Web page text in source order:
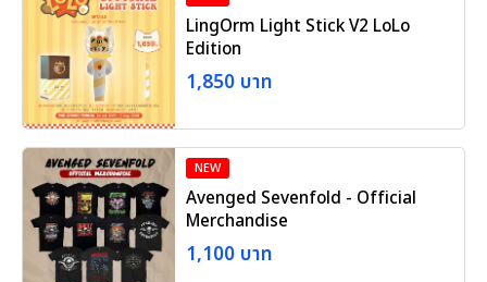
LingOrm Light Stick V2 LoLo
Edition
1,850 บาท
NEW
Avenged Sevenfold - Official
Merchandise
1,100 บาท